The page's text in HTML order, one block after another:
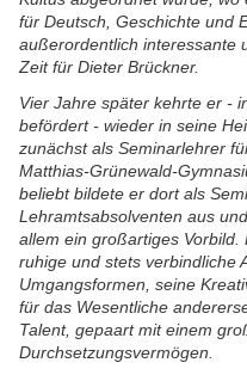
für Deutsch, Geschichte und
außerordentlich interessante
Zeit für Dieter Brückner.
Vier Jahre später kehrte er -
befördert - wieder in seine
zunächst als Seminarlehrer
Matthias-Grünewald-
beliebt bildete er dort als
Lehramtsabsolventen aus
allem ein großartiges
ruhige und stets verbindliche
Umgangsformen, seine
für das Wesentliche
Talent, gepaart mit einem
Durchsetzungsvermögen.